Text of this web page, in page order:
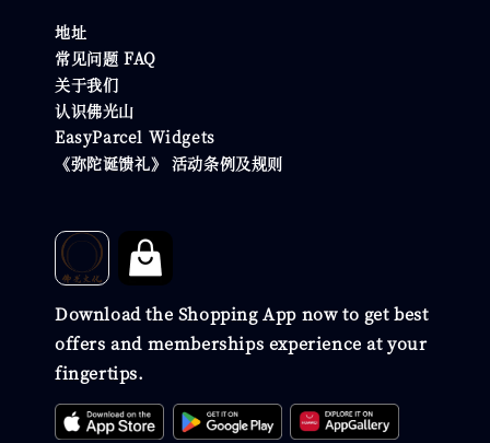
地址
常见问题 FAQ
关于我们
认识佛光山
EasyParcel Widgets
《弥陀诞馈礼》 活动条例及规则
Download the Shopping App now to get best
offers and memberships experience at your
fingertips.